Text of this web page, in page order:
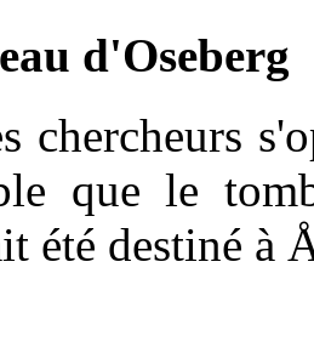
d'Oseberg
chercheurs
que le
été destiné à